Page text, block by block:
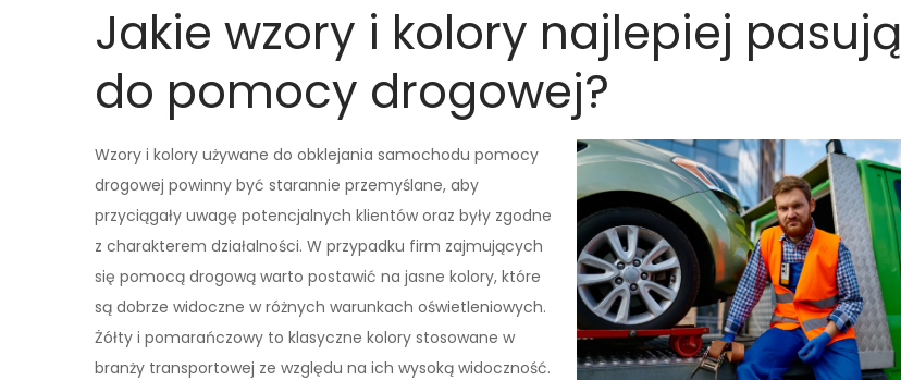
Jakie wzory i kolory najlepiej pasują
do pomocy drogowej?
Wzory i kolory używane do obklejania samochodu pomocy
drogowej powinny być starannie przemyślane, aby
przyciągały uwagę potencjalnych klientów oraz były zgodne
z charakterem działalności. W przypadku firm zajmujących
się pomocą drogową warto postawić na jasne kolory, które
są dobrze widoczne w różnych warunkach oświetleniowych.
Żółty i pomarańczowy to klasyczne kolory stosowane w
branży transportowej ze względu na ich wysoką widoczność.